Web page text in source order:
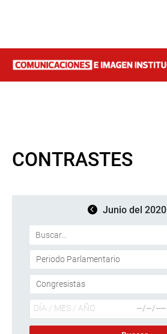
CONTRASTES
Junio del 2020